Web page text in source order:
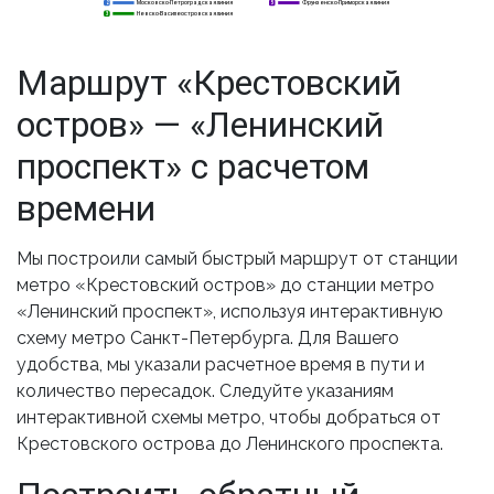
Невско-Василеостровская линия
2
3
5
2
3
Маршрут «Крестовский
остров» — «Ленинский
проспект» с расчетом
времени
Мы построили самый быстрый маршрут от станции
метро «Крестовский остров» до станции метро
«Ленинский проспект», используя интерактивную
схему метро Санкт-Петербурга. Для Вашего
удобства, мы указали расчетное время в пути и
количество пересадок. Следуйте указаниям
интерактивной схемы метро, чтобы добраться от
Крестовского острова до Ленинского проспекта.